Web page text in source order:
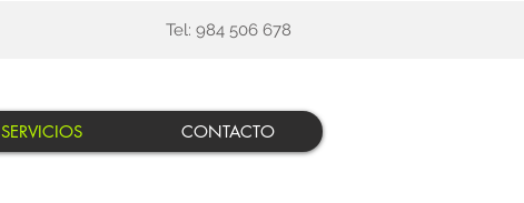
Tel: 984 506 678
SERVICIOS CONTACTO